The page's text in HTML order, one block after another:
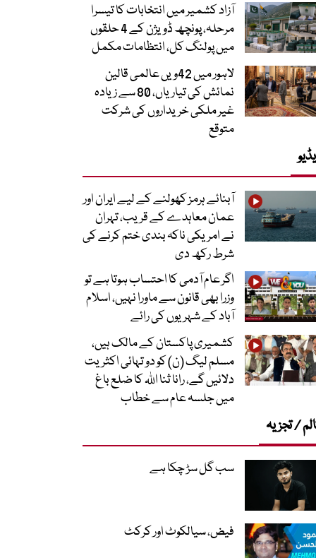
آزاد کشمیر میں انتخابات کا تیسرا
مرحلہ، پونچھ ڈویژن کے 4 حلقوں
میں پولنگ کل، انتظامات مکمل
لاہور میں 42ویں عالمی قالین
نمائش کی تیاریاں، 80 سے زیادہ
غیر ملکی خریداروں کی شرکت
متوقع
آبنائے ہرمز کھولنے کے لیے ایران اور
عمان معاہدے کے قریب، تہران
نے امریکی ناکہ بندی ختم کرنے کی
شرط رکھ دی
اگر عام آدمی کا احتساب ہوتا ہے تو
وزرا بھی قانون سے ماورا نہیں، اسلام
آباد کے شہریوں کی رائے
کشمیری پاکستان کے مالک ہیں،
مسلم لیگ (ن) کو دو تہائی اکثریت
دلائیں گے، رانا ثنا اللہ کا ضلع باغ
میں جلسہ عام سے خطاب
/ تجزیہ
سب گل سڑ چکا ہے
فیض، سیالکوٹ اور کرکٹ